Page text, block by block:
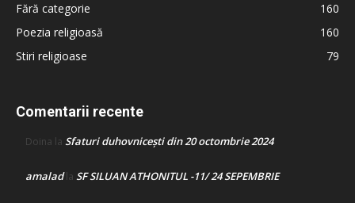
Fără categorie
160
Poezia religioasă
160
Stiri religioase
79
Comentarii recente
Doina la Sfaturi duhovnicești din 20 octombrie 2024
amaladla SF SILUAN ATHONITUL -11/ 24 SEPEMBRIE